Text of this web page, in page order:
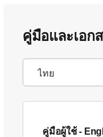
คู่มือและเอก
คู่มือผู้ใช้-